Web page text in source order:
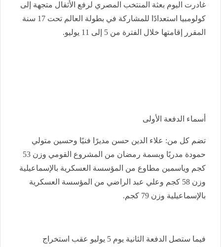
غادرت اليوم بعثة المنتخب المصري لرفع الأثقال متجهة إلى
كولومبيا استعدادًا للمشاركة في بطولة العالم تحت 17 سنة
المقرر إقامتها خلال الفترة من 5 إلى 11 يوليو.
أسماء الدفعة الأولى
تضم كل من: علاء الدين حسن مديرًا فنيًا وحسين متولي
حمودة مدربًا وبسمة رمضان من المشروع القومي وزن 53
كجم وياسمين مطاوع من المؤسسة العسكرية بالإسماعيلية
وزن 58 كجم وعلي عبد الراضي من المؤسسة العسكرية
بالإسماعيلية وزن 79 كجم.
فيما ستصل الدفعة الثانية يوم 5 يوليو عقب استخراج